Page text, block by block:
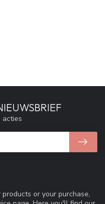
or your purchase,
acties